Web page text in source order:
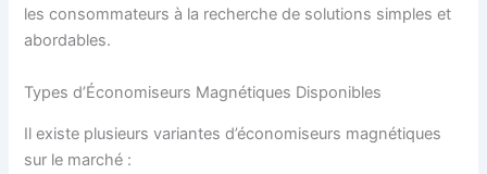
les consommateurs à la recherche de solutions simples et
abordables.
Types d’Économiseurs Magnétiques Disponibles
Il existe plusieurs variantes d’économiseurs magnétiques
sur le marché :